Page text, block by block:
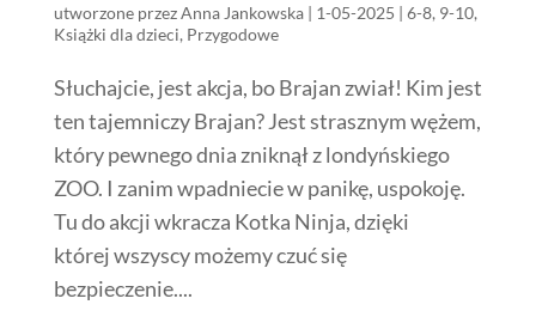
utworzone przezAnna Jankowska| 1-05-2025 | 6-8, 9-10,
Książki dla dzieci, Przygodowe
Słuchajcie, jest akcja, bo Brajan zwiał! Kim jest
ten tajemniczy Brajan? Jest strasznym wężem,
który pewnego dnia zniknął z londyńskiego
ZOO. I zanim wpadniecie w panikę, uspokoję.
Tu do akcji wkracza Kotka Ninja, dzięki
której wszyscy możemy czuć się
bezpieczenie....